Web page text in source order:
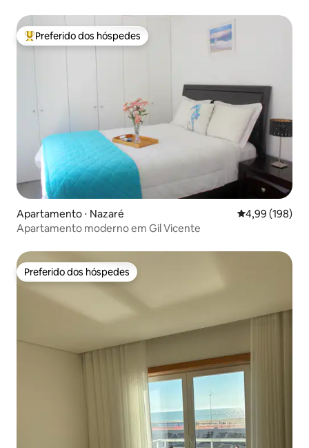
Entre os melhores preferidos dos hóspedes
Preferido dos hóspedes
Apartamento ⋅ Nazaré 4,99 de uma
4,99 (198)
Apartamento moderno em Gil Vicente
Preferido dos hóspedes
Preferido dos hóspedes